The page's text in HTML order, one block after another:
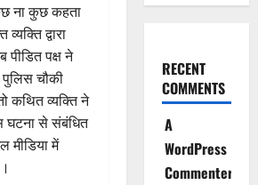
ना कुछ कहता
द्वारा
पक्ष ने
चौकी
कथित व्यक्ति ने
घटना से संबंधित
मीडिया में
RECENT
COMMENTS
A
WordPress
Commenter